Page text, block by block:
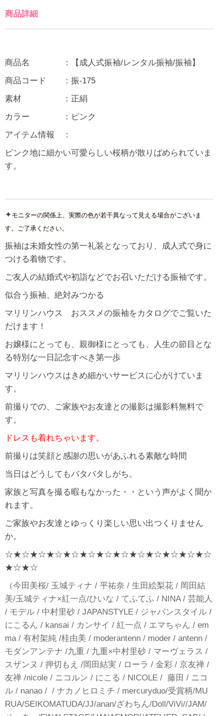
商品詳細
商品名 ：【成人式振袖/レンタル振袖/振袖】
商品コード ：振-175
素材 ：正絹
カラー ：ピンク
アイテム情報 ：
ピンク地に細かい可愛らしい桜柄が散りばめられていま
す。
✦モニターの関係上、実際の色が若干異なって見える場合がございま
す。ご了承ください。
振袖は未婚女性の第一礼装となっており、成人式で身に
つける着物です。
ご友人の結婚式や初詣などでお召いただける振袖です。
似合う振袖、絶対みつかる
マリリンハウス おススメの振袖をカタログでご覧いた
だけます！
お嬢様にとっても、親御様にとっても、人生の節目とな
る特別な一日記念すべき第一歩
マリリンハウスはきめ細かいサービスに心がけていま
す。
前撮りでの、ご家族やお友達との撮影は撮影料無料で
す。
ドレスも着れちゃいます。
前撮りは笑顔と感謝の思いがあふれる素敵な時間
当日はどうしてもバタバタしがち。
家族と写真を撮る暇もなかった・・という声がよく聞か
れます。
ご家族やお友達とゆっくり楽しい思い出つくりません
か。
☆★☆★☆★☆★☆★☆★☆★☆★☆★☆★☆★☆★☆
★☆★☆
（今田美桜/ 玉城ティナ / 平祐奈 / 生田絵梨花 / 岡田結
美/玉城ティナ×紅一点/ひいな / てふてふ / NINA / 芸能人
/ モデル / 中村里砂 / JAPANSTYLE / ジャパンスタイル /
にこるん / kansai / カンサイ / 紅一点 / エマちゃん / em
ma / 有村架純 /桂由美 / moderantenn / moder / antenn /
モダンアンテナ /九重 / 九重×中村里砂 / マーヴェラス /
スザンヌ / 押切もえ /岡田結実 / ローラ / 金彩 / 京友禅 /
友禅 /nicole / ニコルン / にこる / NICOLE / 藤田 / ニコ
ル / nanao / / ナカノヒロミチ / mercuryduo/受賞柄/MU
RUA/SEIKOMATUDA/JJ/anan/ざわちん/Doll/ViVi//JAM/